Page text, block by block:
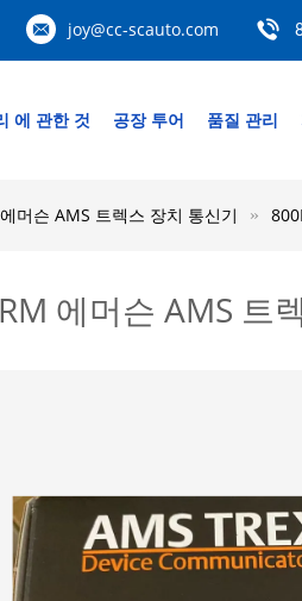
joy@cc-scauto.com
에 관한 것 공장 투어 품질 관리
에머슨 AMS 트렉스 장치 통신기
에머슨 AMS 트